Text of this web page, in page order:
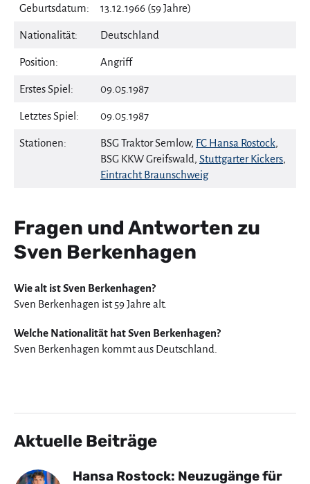
Geburtsdatum: 13.12.1966 (59 Jahre)
Nationalität: Deutschland
Position: Angriff
Erstes Spiel: 09.05.1987
Letztes Spiel: 09.05.1987
Stationen: BSG Traktor Semlow, FC Hansa Rostock,
BSG KKW Greifswald, Stuttgarter Kickers,
Eintracht Braunschweig
Fragen und Antworten zu
Sven Berkenhagen
Wie alt ist Sven Berkenhagen?
Sven Berkenhagen ist 59 Jahre alt.
Welche Nationalität hat Sven Berkenhagen?
Sven Berkenhagen kommt aus Deutschland.
Aktuelle Beiträge
Hansa Rostock: Neuzugänge für